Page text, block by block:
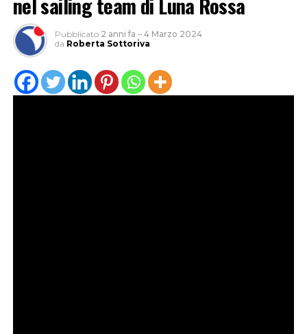
Pubblicato 2 anni fa – 4 Marzo 2024
da Roberta Sottoriva